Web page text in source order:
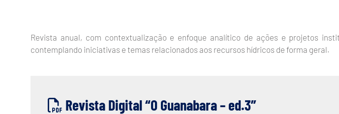
Revista anual, com contextualização e enfoque analítico de ações e projetos
contemplando iniciativas e temas relacionados aos recursos hídricos de forma geral.
Revista Digital “O Guanabara – ed.3”